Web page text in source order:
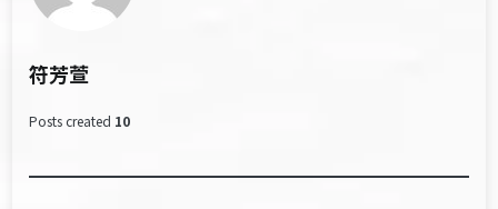
符芳萱
Posts created 10